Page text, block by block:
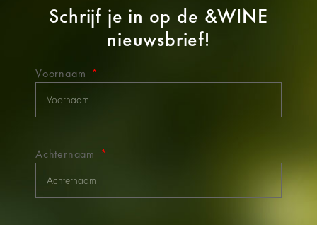
Schrijf je in op de &WINE
nieuwsbrief!
Voornaam
Achternaam